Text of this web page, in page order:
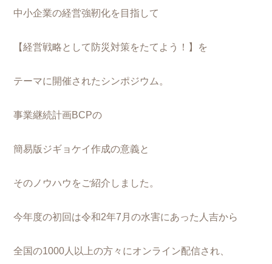
中小企業の経営強靭化を目指して
【経営戦略として防災対策をたてよう！】を
テーマに開催されたシンポジウム。
事業継続計画BCPの
簡易版ジギョケイ作成の意義と
そのノウハウをご紹介しました。
今年度の初回は令和2年7月の水害にあった人吉から
全国の1000人以上の方々にオンライン配信され、